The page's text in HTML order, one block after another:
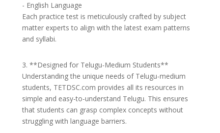
- English Language
Each practice test is meticulously crafted by subject
matter experts to align with the latest exam patterns
and syllabi.
3. **Designed for Telugu-Medium Students**
Understanding the unique needs of Telugu-medium
students, TETDSC.com provides all its resources in
simple and easy-to-understand Telugu. This ensures
that students can grasp complex concepts without
struggling with language barriers.